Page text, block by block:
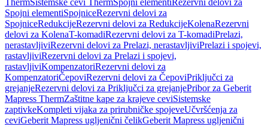
ThermSistemske cevi ThermSpojni elementi Rezervni delovi za
Spojni elementiSpojniceRezervni delovi za
SpojniceRedukcijeRezervni delovi za RedukcijeKolenaRezervni
delovi za KolenaT-komadiRezervni delovi za T-komadiPrelazi,
nerastavljiviRezervni delovi za Prelazi, nerastavljiviPrelazi i spojevi,
rastavljiviRezervni delovi za Prelazi i spojevi,
rastavljiviKompenzatoriRezervni delovi za
KompenzatoriČepoviRezervni delovi za ČepoviPriključci za
grejanjeRezervni delovi za Priključci za grejanjePribor za Geberit
Mapress ThermZaštitne kape za krajeve ceviSistemske
zaptivkeKompleti vijaka za prirubničke spojeveUčvršćenja za
ceviGeberit Mapress ugljenični čelikGeberit Mapress ugljenični